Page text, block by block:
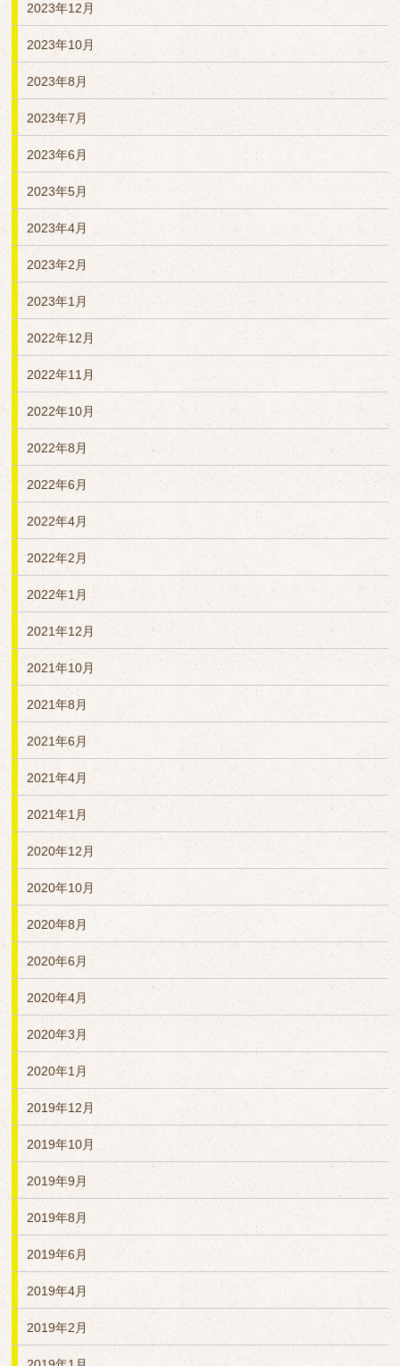
2023年12月
2023年10月
2023年8月
2023年7月
2023年6月
2023年5月
2023年4月
2023年2月
2023年1月
2022年12月
2022年11月
2022年10月
2022年8月
2022年6月
2022年4月
2022年2月
2022年1月
2021年12月
2021年10月
2021年8月
2021年6月
2021年4月
2021年1月
2020年12月
2020年10月
2020年8月
2020年6月
2020年4月
2020年3月
2020年1月
2019年12月
2019年10月
2019年9月
2019年8月
2019年6月
2019年4月
2019年2月